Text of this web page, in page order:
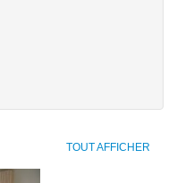
TOUT AFFICHER